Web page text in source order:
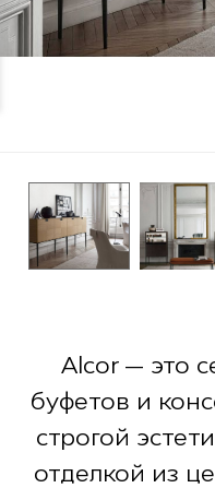
Alcor — это
буфетов и
строгой
отделкой из